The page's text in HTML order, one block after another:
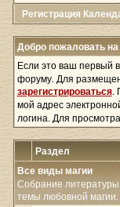
Регистрация
Добро пожаловать на
Если это ваш первый
форуму. Для
зарегистрироваться.
мой адрес
логина. Для
Раздел
Все виды магии
Собрание
темы любовной магии,